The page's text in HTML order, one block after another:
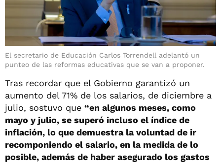
El secretario de Educación Carlos Torrendell adelantó un
punteo de las reformas educativas que se van a proponer.
Tras recordar que el Gobierno garantizó un
aumento del 71% de los salarios, de diciembre a
julio, sostuvo que “en algunos meses, como
mayo y julio, se superó incluso el índice de
inflación, lo que demuestra la voluntad de ir
recomponiendo el salario, en la medida de lo
posible, además de haber asegurado los gastos